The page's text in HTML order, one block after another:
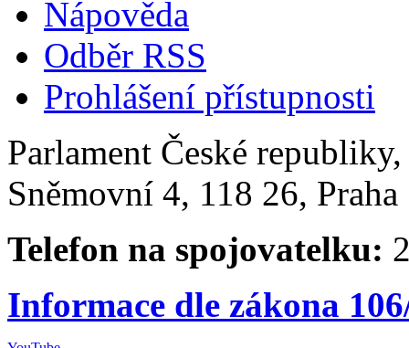
Nápověda
Odběr RSS
Prohlášení přístupnosti
Parlament České
Sněmovní 4, 118 26,
Telefon na spojovatelku:
Informace dle zákona